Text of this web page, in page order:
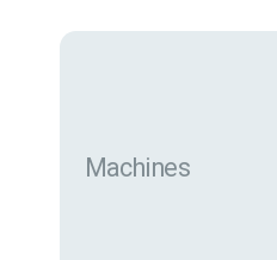
Machines